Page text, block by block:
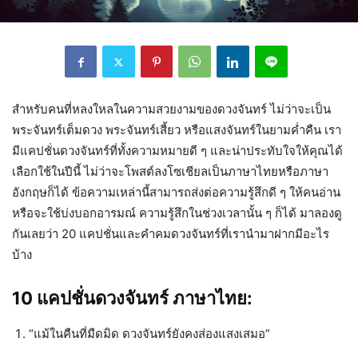
สำหรับคนที่หลงใหลในความสวยงามของดวงจันทร์ ไม่ว่าจะเป็น
พระจันทร์เต็มดวง พระจันทร์เสี้ยว หรือแสงจันทร์ในยามค่ำคืน เรา
มีแคปชั่นดวงจันทร์ที่ทั้งความหมายดี ๆ และน่าประทับใจให้คุณได้
เลือกใช้ในปีนี้ ไม่ว่าจะโพสต์ลงโซเชียลเป็นภาษาไทยหรือภาษา
อังกฤษก็ได้ ข้อความเหล่านี้สามารถส่งต่อความรู้สึกดี ๆ ให้คนอ่าน
หรือจะใช้บ่งบอกอารมณ์ ความรู้สึกในช่วงเวลานั้น ๆ ก็ได้ มาลองดู
กันเลยว่า 20 แคปชั่นและคำคมดวงจันทร์ที่เรานำมาฝากมีอะไร
บ้าง
10 แคปชั่นดวงจันทร์ ภาษาไทย:
“แม้ในคืนที่มืดมิด ดวงจันทร์ยังคงส่องแสงเสมอ”